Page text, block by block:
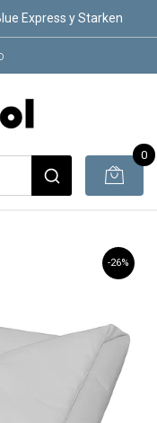
Express y Starken
0
-26%